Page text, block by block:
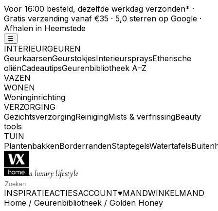
Voor 16:00 besteld, dezelfde werkdag verzonden* ·
Gratis verzending vanaf €35 · 5,0 sterren op Google ·
Afhalen in Heemstede
☰
INTERIEURGEUREN
GeurkaarsenGeurstokjesInterieurspraysEtherische
oliënCadeautipsGeurenbibliotheek A–Z
VAZEN
WONEN
Woninginrichting
VERZORGING
GezichtsverzorgingReinigingMists & verfrissingBeauty
tools
TUIN
PlantenbakkenBorderrandenStaptegelsWatertafels
a luxury lifestyle
INSPIRATIEACTIESACCOUNT♥MANDWINKELMAND
Home / Geurenbibliotheek / Golden Honey